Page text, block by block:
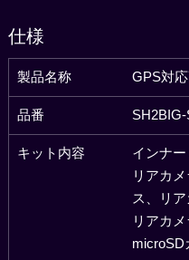
仕様
製品名称 GPS対
品番
キット内容
インナー
リアカメ
ス、リア
リアカ
microSD